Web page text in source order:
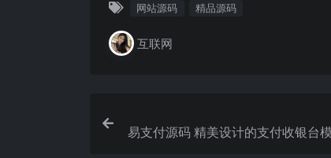
网站源码 精品源码
互联网
易支付源码 精美设计的支付收银台